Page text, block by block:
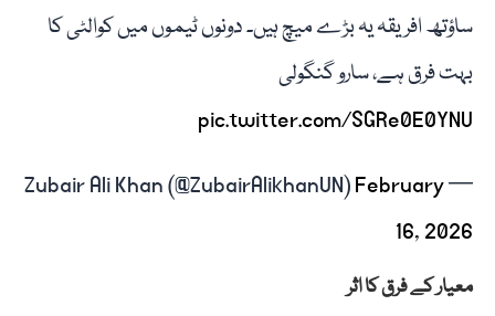
ساؤتھ افریقہ یہ بڑے میچ ہیں۔ دونوں ٹیموں میں کوالٹی کا
بہت فرق ہے، سارو گنگولی
pic.twitter.com/SGRe0E0YNU
— Zubair Ali Khan (@ZubairAlikhanUN)
February
16, 2026
معیار کے فرق کا اثر